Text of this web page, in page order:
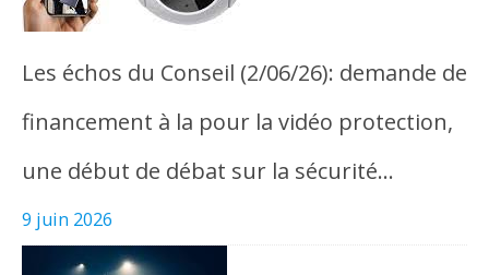
Les échos du Conseil (2/06/26): demande de
financement à la pour la vidéo protection,
une début de débat sur la sécurité…
9 juin 2026